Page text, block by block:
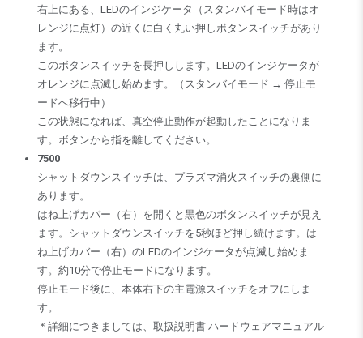
右上にある、LEDのインジケータ（スタンバイモード時はオ
レンジに点灯）の近くに白く丸い押しボタンスイッチがあり
ます。
このボタンスイッチを長押しします。LEDのインジケータが
オレンジに点滅し始めます。（スタンバイモード → 停止モ
ードへ移行中）
この状態になれば、真空停止動作が起動したことになりま
す。ボタンから指を離してください。
7500
シャットダウンスイッチは、プラズマ消火スイッチの裏側に
あります。
はね上げカバー（右）を開くと黒色のボタンスイッチが見え
ます。シャットダウンスイッチを5秒ほど押し続けます。は
ね上げカバー（右）のLEDのインジケータが点滅し始めま
す。約10分で停止モードになります。
停止モード後に、本体右下の主電源スイッチをオフにしま
す。
＊詳細につきましては、取扱説明書 ハードウェアマニュアル